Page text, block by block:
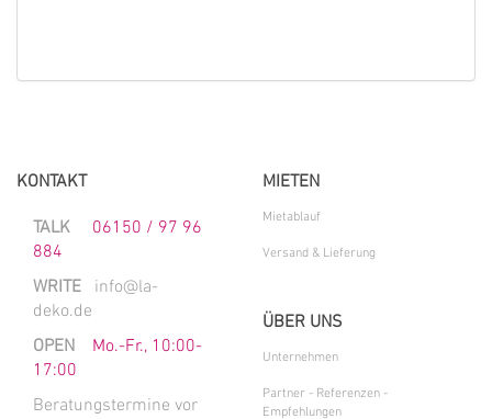
KONTAKT
TALK 06150 / 97 96
884
WRITE info@la-
deko.de
OPEN Mo.-Fr., 10:00-
17:00
Beratungstermine vor
MIETEN
Mietablauf
Versand & Lieferung
ÜBER UNS
Unternehmen
Partner - Referenzen -
Empfehlungen